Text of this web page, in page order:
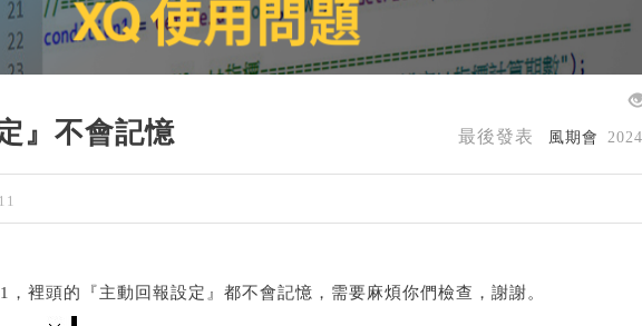
』不會記憶 最後發表 風期會
，裡頭的『主動回報設定』都不會記憶，需要麻煩你們檢查，謝謝。